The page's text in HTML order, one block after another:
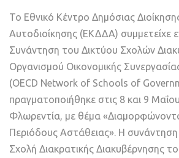
Το Εθνικό Κέντρο Δημόσιας
Αυτοδιοίκησης (ΕΚΔΔΑ) συμμετείχε
Συνάντηση του Δικτύου Σχολών
Οργανισμού Οικονομικής
(OECD Network of Schools of
πραγματοποιήθηκε στις 8 και 9
Φλωρεντία, με θέμα
Περιόδους Αστάθειας». Η
Σχολή Διακρατικής Διακυβέρνησης